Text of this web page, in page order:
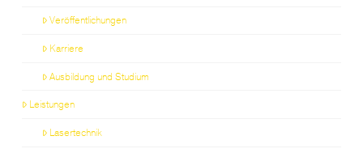
Veröffentlichungen
Karriere
Ausbildung und Studium
Leistungen
Lasertechnik